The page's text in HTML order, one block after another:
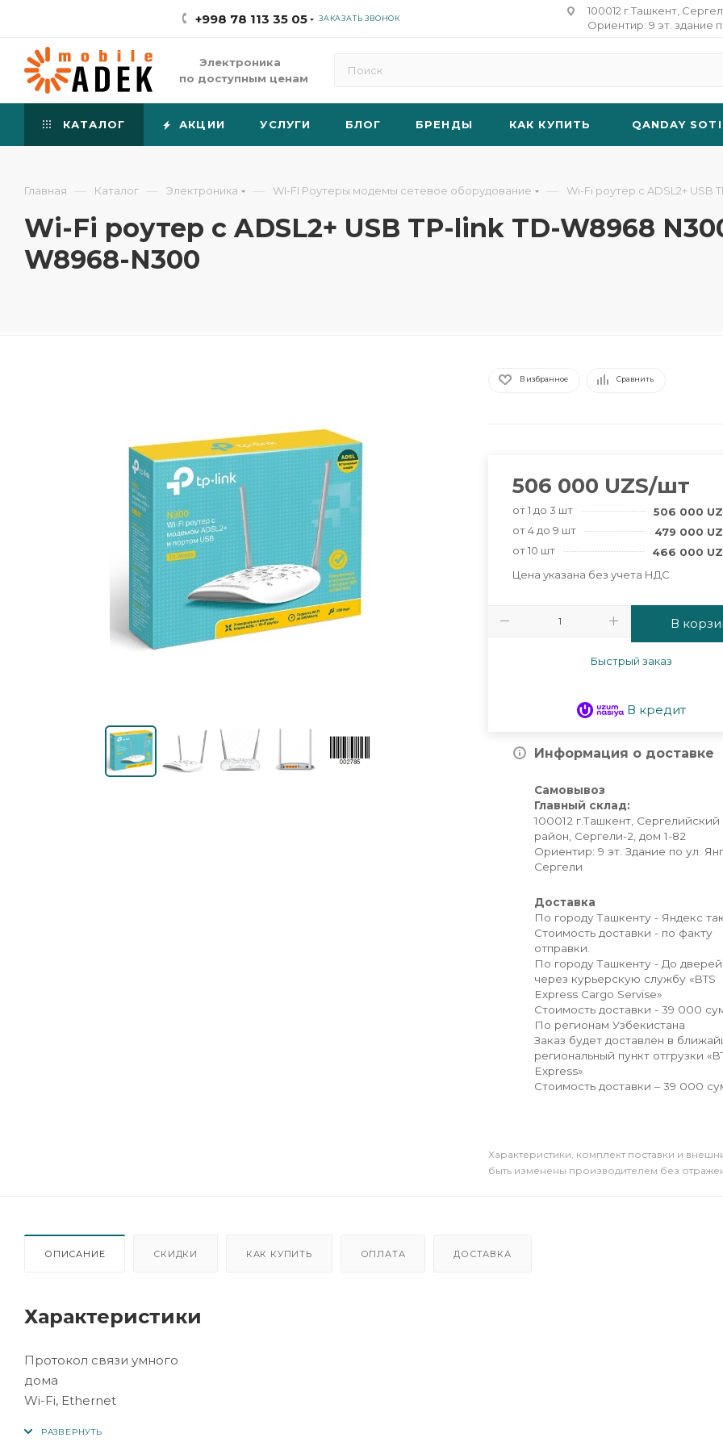
+998 78 113 35 05 ЗАКАЗАТЬ ЗВОНОК
100012 г.Ташкент,
Ориентир: 9 эт. здание
Электроника
по доступным ценам
КАТАЛОГ АКЦИИ УСЛУГИ БЛОГ БРЕНДЫ КАК КУПИТЬ QANDAY
Главная — Каталог — Электроника — WI-FI Роутеры модемы сетевое оборудование — Wi-Fi роутер с ADSL2+ USB
Wi-Fi роутер с ADSL2+ USB TP-link TD-W8968
W8968-N300
В избранное Сравнить
506 000 UZS/шт
от 1 до 3 шт 506 000
от 4 до 9 шт
479 000
от 10 шт
466 000
Цена указана без учета НДС
В
Быстрый заказ
В кредит
Информация о доставке
Самовывоз
Главный склад:
100012 г.Ташкент, Сергелийский
район, Сергели-2, дом 1-82
Ориентир: 9 эт. Здание по ул.
Сергели
Доставка
По городу Ташкенту - Яндекс
Стоимость доставки - по факту
отправки.
По городу Ташкенту - До дверей
через курьерскую службу «BTS
Express Cargo Servise»
Стоимость доставки - 39 000
По регионам Узбекистана
Заказ будет доставлен в
региональный пункт отгрузки
Express»
Стоимость доставки – 39 000
Xарактеристики, комплект поставки и
быть изменены производителем без
ОПИСАНИЕ СКИДКИ КАК КУПИТЬ ОПЛАТА ДОСТАВКА
Характеристики
Протокол связи умного
дома
Wi-Fi, Ethernet